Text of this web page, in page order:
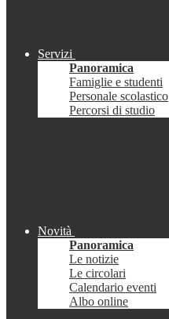
Servizi
Panoramica
Famiglie e studenti
Personale scolastico
Percorsi di studio
Novità
Panoramica
Le notizie
Le circolari
Calendario eventi
Albo online